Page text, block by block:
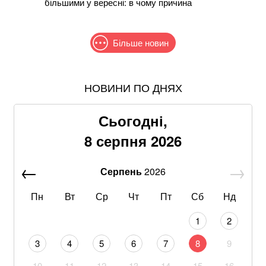
Більше новин
Зеленський та Сибіга відреагували на ухвалення
Хацкевич: Гуцуляк навіть не прийшов потиснути
Через повагу до Реалу: Родрі отримуватиме в
Армія рф била по семи населених пунктах
Ракетний удар по Київщині знищив склади великих
НОВИНИ ПО ДНЯХ
Сьогодні,
8 серпня 2026
Серпень2026
Пн
Вт Ср Чт Пт Сб Нд
1
2
3
4 5 6 7 8
9